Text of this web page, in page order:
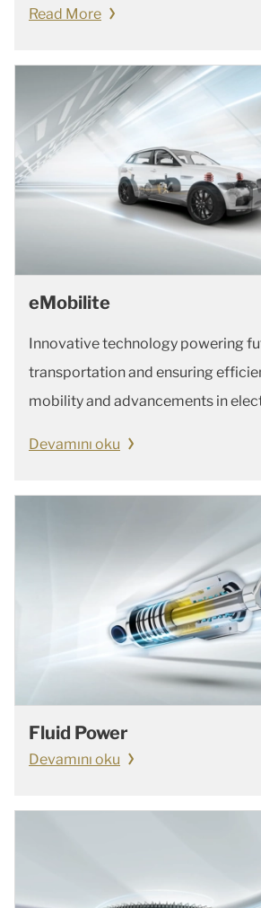
Read More
eMobilite
Innovative technology powering
transportation and ensuring
mobility and advancements in
Devamını oku
Fluid Power
Devamını oku